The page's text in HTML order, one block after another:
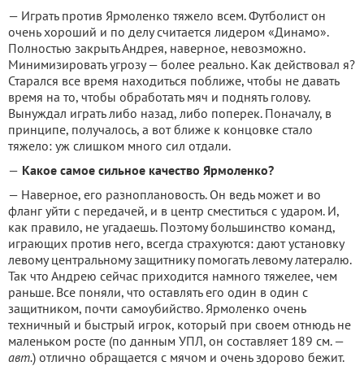
— Играть против Ярмоленко тяжело всем. Футболист он
очень хороший и по делу считается лидером «Динамо».
Полностью закрыть Андрея, наверное, невозможно.
Минимизировать угрозу — более реально. Как действовал я?
Старался все время находиться поближе, чтобы не давать
время на то, чтобы обработать мяч и поднять голову.
Вынуждал играть либо назад, либо поперек. Поначалу, в
принципе, получалось, а вот ближе к концовке стало
тяжело: уж слишком много сил отдали.
— Какое самое сильное качество Ярмоленко?
— Наверное, его разноплановость. Он ведь может и во
фланг уйти с передачей, и в центр сместиться с ударом. И,
как правило, не угадаешь. Поэтому большинство команд,
играющих против него, всегда страхуются: дают установку
левому центральному защитнику помогать левому латералю.
Так что Андрею сейчас приходится намного тяжелее, чем
раньше. Все поняли, что оставлять его один в один с
защитником, почти самоубийство. Ярмоленко очень
техничный и быстрый игрок, который при своем отнюдь не
маленьком росте (по данным УПЛ, он составляет 189 см. —
авт.) отлично обращается с мячом и очень здорово бежит.